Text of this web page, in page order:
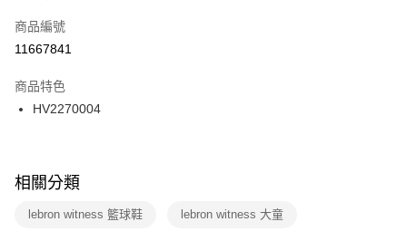
【「AFTEE先享後付」結帳流程】
１．於結帳方式選擇「AFTEE先享後付」後，將跳轉至「AFTEE先享後付」
２．訂單成立數日內，您將收到繳費通知簡訊。
３．收到繳費通知簡訊後14天內，點擊此簡訊中的連結，可透過四大超商／
ATM／網路銀行／等多元方式進行付款，方視為交易完成。
※ 交易是否成功請以「AFTEE先享後付 」之結帳頁面顯示為準，若有關於
是否繳費成功／繳費後需取消欲退款等相關疑問，請聯繫「AFTEE先享後付
客戶支援中心」https://netprotections.freshdesk.com/support/home
宅配
每筆NT$100，滿NT$1,500(含以上)免運費
付款後門市自取
每筆NT$100，滿NT$1,500(含以上)免運費
商品編號
11667841
商品特色
HV2270004
相關分類
lebron witness 籃球鞋 lebron witness 大童